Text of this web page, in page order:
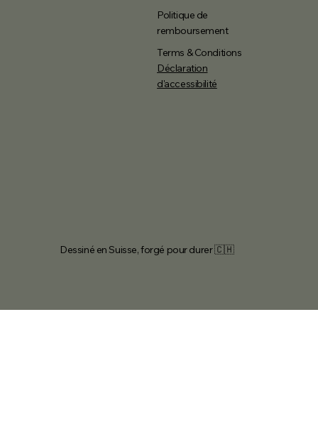
Politique de
remboursement
Terms & Conditions
Déclaration
d'accessibilité
Dessiné en Suisse, forgé pour durer 🇨🇭